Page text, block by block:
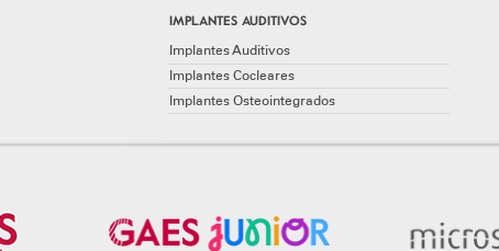
IMPLANTES AUDITIVOS
Implantes Auditivos
Implantes Cocleares
Implantes Osteointegrados